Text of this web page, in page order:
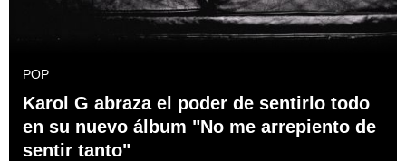
POP
Karol G abraza el poder de sentirlo todo
en su nuevo álbum "No me arrepiento de
sentir tanto"